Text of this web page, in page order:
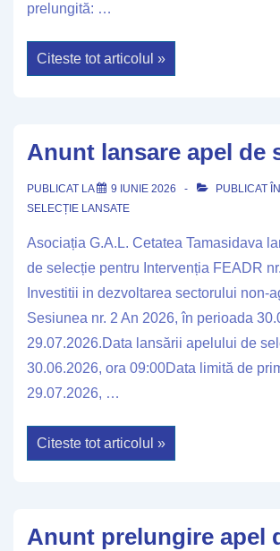
prelungită: …
Anunt
prelungire
apel
Citeste tot articolul »
Anunt lansare apel de
PUBLICAT LA 9 IUNIE 2026 PUBLICAT ÎN
SELECȚIE LANSATE
Asociația G.A.L. Cetatea Tamasidava
de selecție pentru Intervenția FEADR
Investitii in dezvoltarea sectorului non-
Sesiunea nr. 2 An 2026, în perioada
29.07.2026.Data lansării apelului de
30.06.2026, ora 09:00Data limită de
29.07.2026, …
Anunt
lansare
apel
Citeste tot articolul »
Anunt prelungire apel